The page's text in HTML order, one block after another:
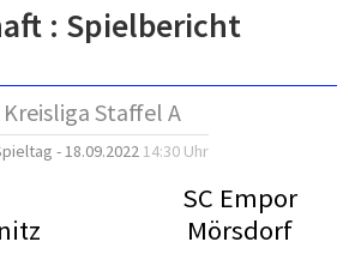
: Spielbericht
Kreisliga Staffel A
- 18.09.2022 14:30 Uhr
SC Empor
Mörsdorf